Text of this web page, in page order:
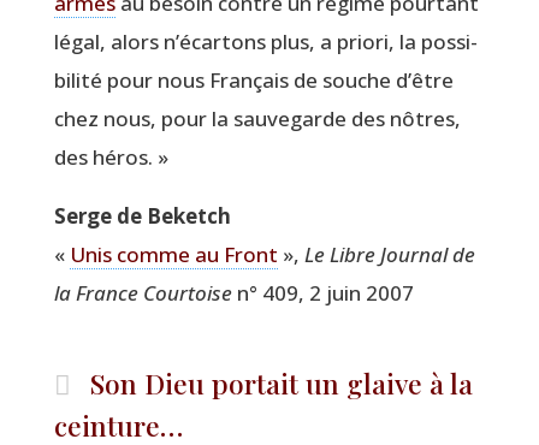
légal, alors n’écartons plus, a prio­ri, la pos­si­
bi­li­té pour nous Fran­çais de souche d’être
chez nous, pour la sau­ve­garde des nôtres,
des héros. »
Serge de Beketch
« Unis comme au Front », Le Libre Jour­nal de
la France Cour­toisen° 409, 2 juin 2007
Son Dieu portait un glaive à la
ceinture…